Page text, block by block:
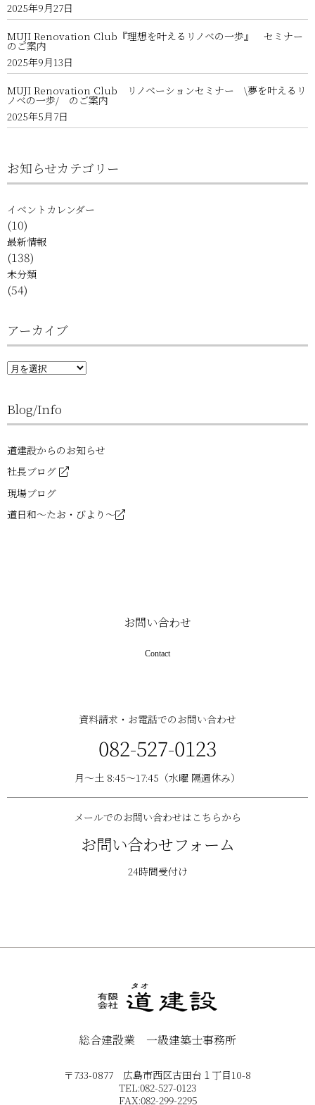
2025年9月27日
MUJI Renovation Club『理想を叶えるリノベの一歩』 セミナー
のご案内
2025年9月13日
MUJI Renovation Club リノベーションセミナー \夢を叶えるリ
ノベの一歩/ のご案内
2025年5月7日
お知らせカテゴリー
イベントカレンダー
(10)
最新情報
(138)
未分類
(54)
アーカイブ
ア
ー
ブ
Blog/Info
道建設からのお知らせ
社長ブログ
現場ブログ
道日和～たお・びより～
お問い合わせ
Contact
資料請求・お電話でのお問い合わせ
082-527-0123
月〜土 8:45〜17:45（水曜 隔週休み）
メールでのお問い合わせはこちらから
お問い合わせフォーム
24時間受付け
総合建設業 一級建築士事務所
〒733-0877 広島市西区古田台１丁目10-8
TEL:082-527-0123
FAX:082-299-2295